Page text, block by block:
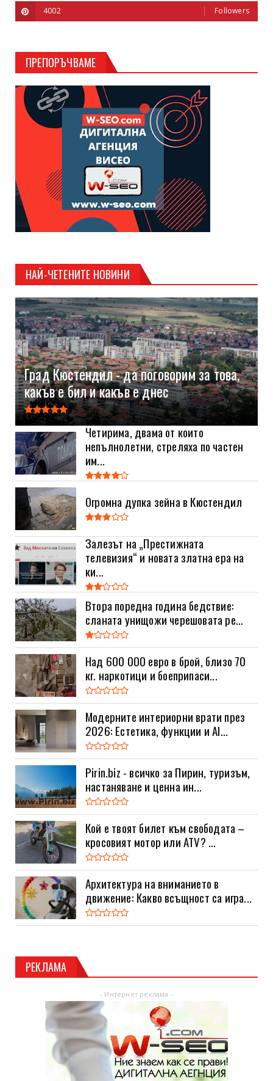
4002 Followers
ПРЕПОРЪЧВАМЕ
НАЙ-ЧЕТЕНИТЕ НОВИНИ
Град Кюстендил - да поговорим за това,
какъв е бил и какъв е днес
Четирима, двама от които
непълнолетни, стреляха по частен
им...
Огромна дупка зейна в Кюстендил
Залезът на „Престижната
телевизия“ и новата златна ера на
ки...
Втора поредна година бедствие:
сланата унищожи черешовата ре...
Над 600 000 евро в брой, близо 70
кг. наркотици и боеприпаси...
Модерните интериорни врати през
2026: Естетика, функции и AI...
Pirin.biz - всичко за Пирин, туризъм,
настаняване и ценна ин...
Кой е твоят билет към свободата –
кросовият мотор или ATV? ...
Архитектура на вниманието в
движение: Какво всъщност са игра...
РЕКЛАМА
- Интернет реклама -